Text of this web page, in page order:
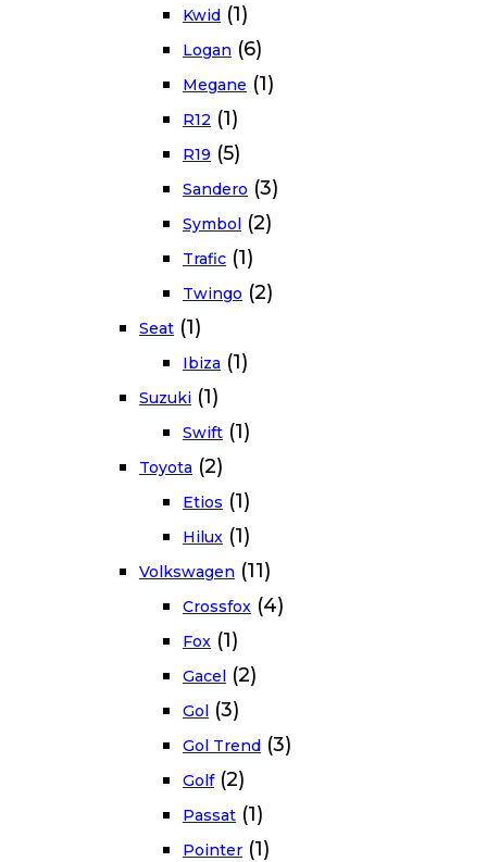
Kwid (1)
Logan (6)
Megane (1)
R12 (1)
R19 (5)
Sandero (3)
Symbol (2)
Trafic (1)
Twingo (2)
Seat (1)
Ibiza (1)
Suzuki (1)
Swift (1)
Toyota (2)
Etios (1)
Hilux (1)
Volkswagen (11)
Crossfox (4)
Fox (1)
Gacel (2)
Gol (3)
Gol Trend (3)
Golf (2)
Passat (1)
Pointer (1)